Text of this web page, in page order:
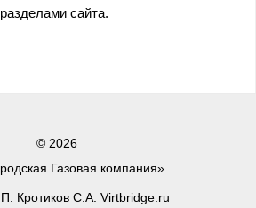
сайта.
© 2026
Газовая компания»
Кротиков С.А. Virtbridge.ru